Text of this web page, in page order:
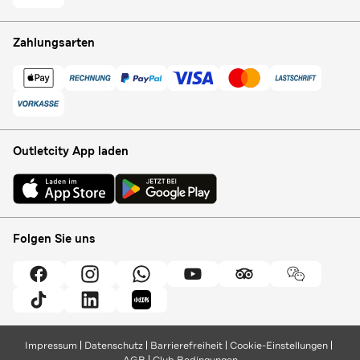
Zahlungsarten
Outletcity App laden
Folgen Sie uns
Impressum Datenschutz Barrierefreiheit Cookie-Einstellungen